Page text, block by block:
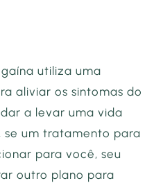
utiliza uma
aliviar os sintomas do
a levar uma vida
se um tratamento para
para você, seu
outro plano para